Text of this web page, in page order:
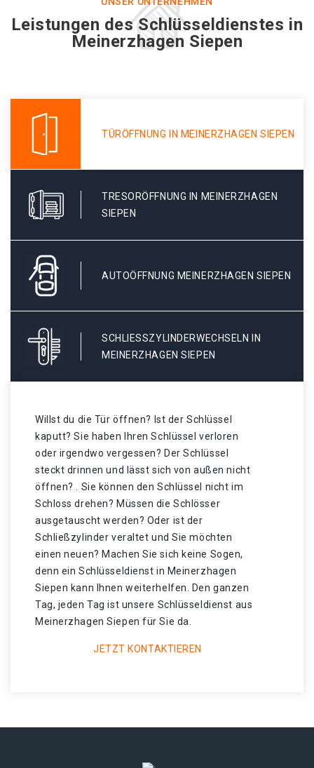
Leistungen des Schlüsseldienstes in
Meinerzhagen Siepen
TÜRÖFFNUNG IN MEINERZHAGEN SIEPEN
TRESORÖFFNUNG IN MEINERZHAGEN
SIEPEN
AUTOÖFFNUNG MEINERZHAGEN SIEPEN
SCHLIESSZYLINDERWECHSELN IN M
EINERZHAGEN SIEPEN
Willst du die Tür öffnen? Ist der Schlüssel
kaputt? Sie haben Ihren Schlüssel verloren
oder irgendwo vergessen? Der Schlüssel
steckt drinnen und lässt sich von außen nicht
öffnen? . Sie können den Schlüssel nicht im
Schloss drehen? Müssen die Schlösser
ausgetauscht werden? Oder ist der
Schließzylinder veraltet und Sie möchten
einen neuen? Machen Sie sich keine Sogen,
denn ein Schlüsseldienst in Meinerzhagen
Siepen kann Ihnen weiterhelfen. Den ganzen
Tag, jeden Tag ist unsere Schlüsseldienst aus
Meinerzhagen Siepen für Sie da.
JETZT KONTAKTIEREN